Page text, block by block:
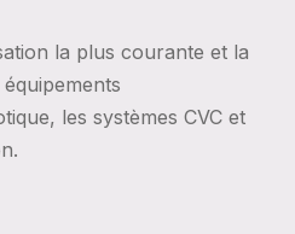
la plus courante et la
les systèmes CVC et